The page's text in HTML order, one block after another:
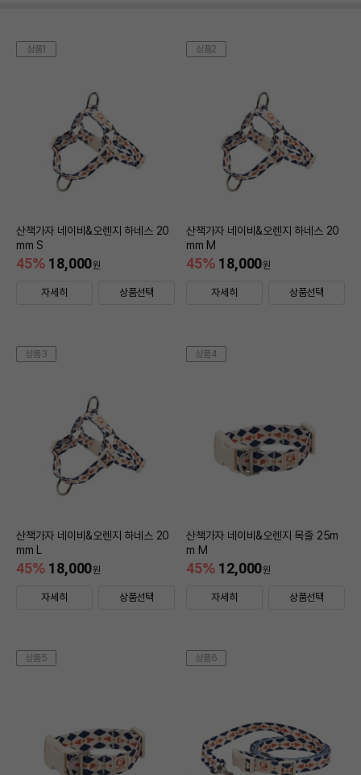
상품1
산책가자 네이비&오렌지 하네스 20
mm S
18,000원
45%
자세히 상품선택
상품2
산책가자 네이비&오렌지 하네스 20
mm M
18,000원
45%
자세히 상품선택
상품3
산책가자 네이비&오렌지 하네스 20
mm L
18,000원
45%
자세히 상품선택
상품4
산책가자 네이비&오렌지 목줄 25m
m M
12,000원
45%
자세히 상품선택
상품5 상품6